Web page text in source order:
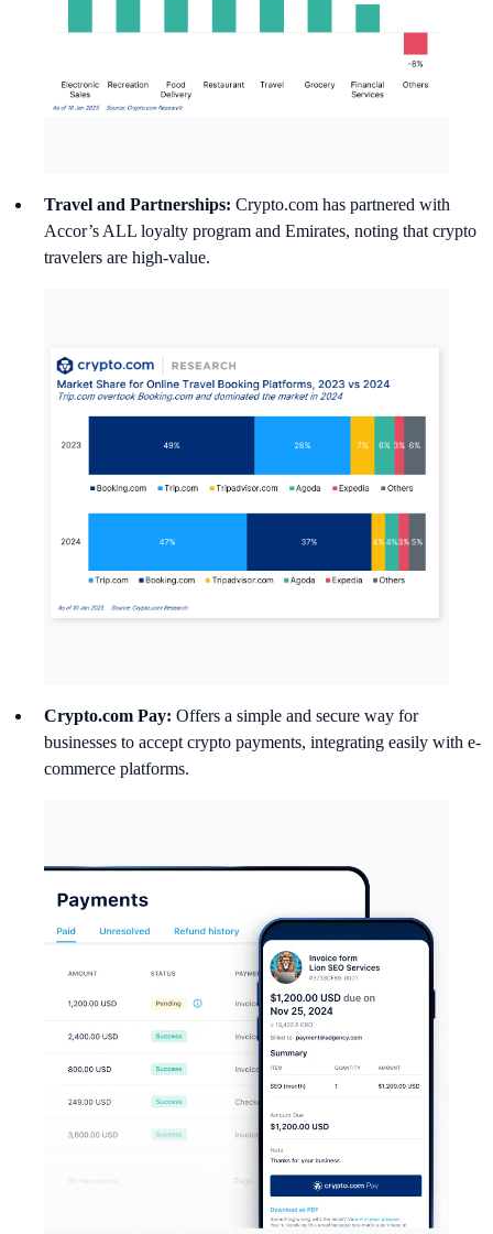
Travel and Partnerships: Crypto.com has partnered with
Accor’s ALL loyalty program and Emirates, noting that crypto
travelers are high-value.
Crypto.com Pay: Offers a simple and secure way for
businesses to accept crypto payments, integrating easily with e-
commerce platforms.